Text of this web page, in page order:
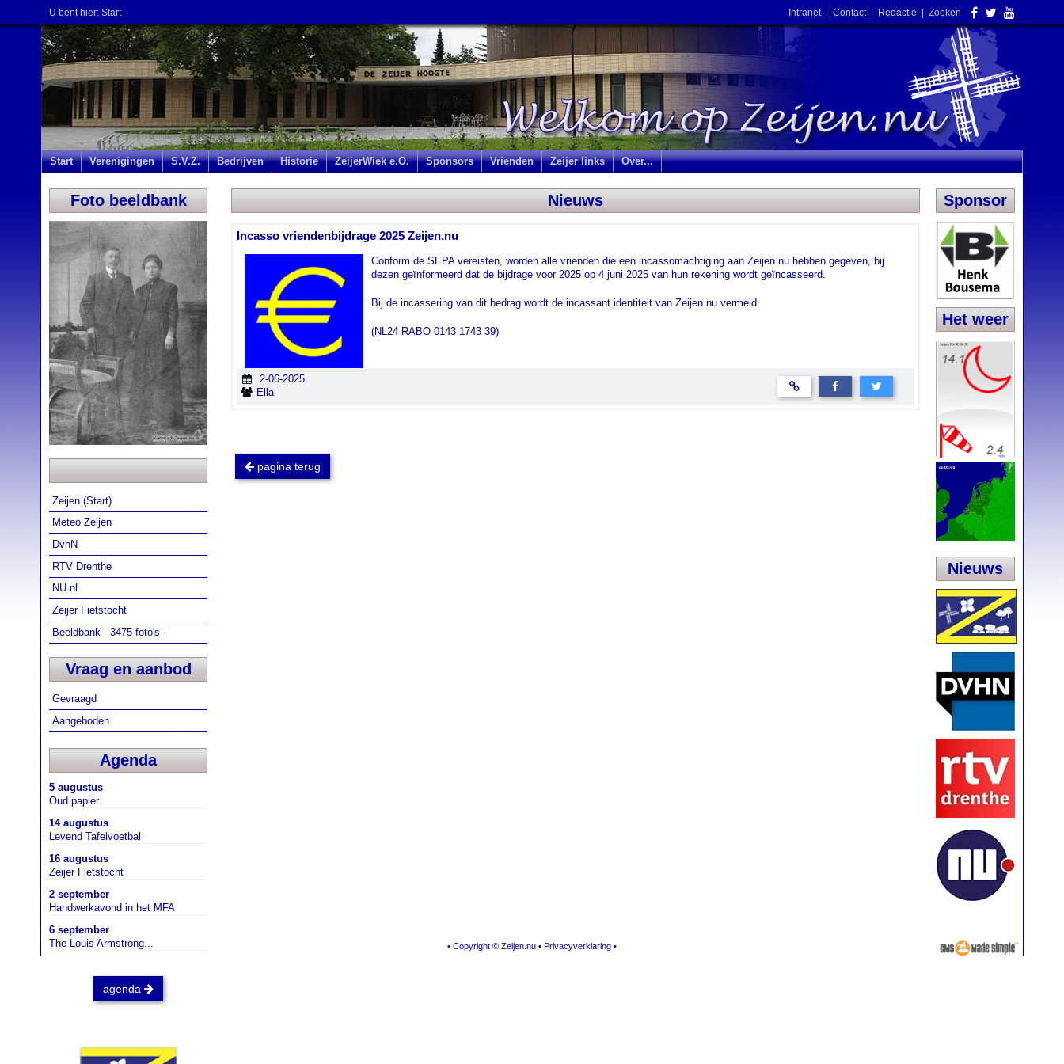
U bent hier: Start Intranet| Contact| Redactie Zoeken
Start Verenigingen S.V.Z. Bedrijven Historie ZeijerWiek e.O. Sponsors Vrienden Zeijer links Over...
Foto beeldbank
Zeijen (Start)
Meteo Zeijen
DvhN
RTV Drenthe
NU.nl
Zeijer Fietstocht
Beeldbank - 3475 foto's -
Vraag en aanbod
Gevraagd
Aangeboden
Agenda
5 augustus
Oud papier
14 augustus
Levend Tafelvoetbal
16 augustus
Zeijer Fietstocht
2 september
Handwerkavond in het MFA
6 september
The Louis Armstrong...
agenda
Sponsor
Het weer
Nieuws
Nieuws
Incasso vriendenbijdrage 2025 Zeijen.nu
Conform de SEPA vereisten, worden alle vrienden die een incassomachtiging aan Zeijen.nu hebben gegeven, bij
dezen geïnformeerd dat de bijdrage voor 2025 op 4 juni 2025 van hun rekening wordt geïncasseerd.
Bij de incassering van dit bedrag wordt de incassant identiteit van Zeijen.nu vermeld.
(NL24 RABO 0143 1743 39)
2-06-2025
Ella
pagina terug
• Copyright © Zeijen.nu • Privacyverklaring •